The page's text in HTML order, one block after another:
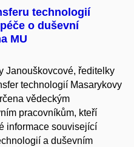
technologií
o duševní
MU
Janouškovcové, ředitelky
technologií Masarykovy
vědeckým
pracovníkům, kteří
informace související
a duševním